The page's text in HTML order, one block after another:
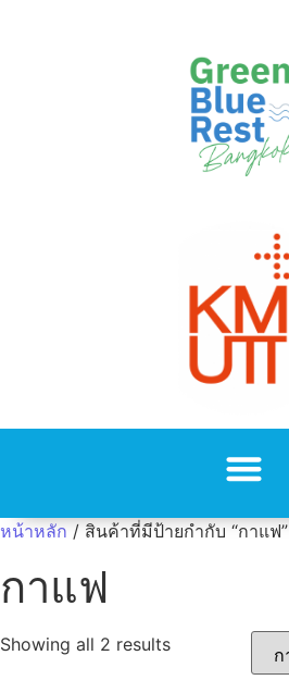
หน้าหลัก / สินค้าที่มีป้ายกำกับ “กาแฟ”
กาแฟ
Showing all 2 results